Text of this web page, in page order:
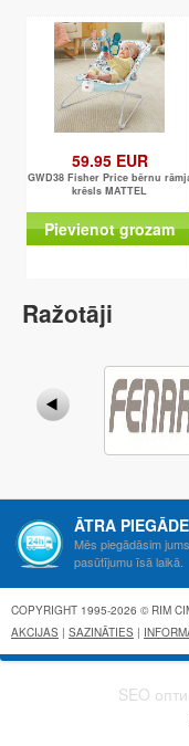
59.95 EUR
GWD38 Fisher Price bērnu
krēsls MATTEL
Pievienot grozam
Ražotāji
ĀTRA PIEGĀDE
Mēs piegādāsim
pasūtījumu īsā laikā.
COPYRIGHT 1995-2026 © RIM
AKCIJAS | SAZINĀTIES |
SEO